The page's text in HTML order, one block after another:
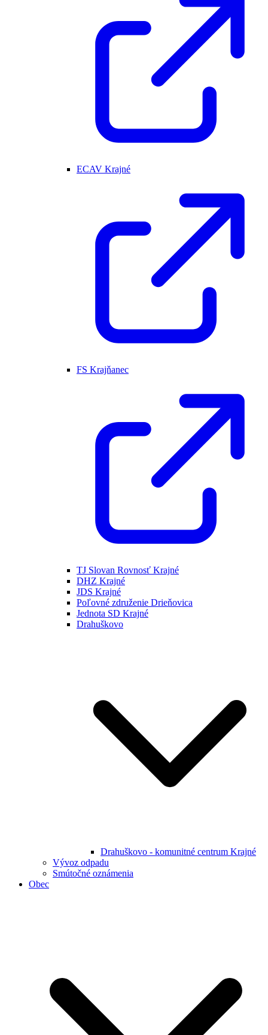
ECAV Krajné
FS Krajňanec
TJ Slovan Rovnosť Krajné
DHZ Krajné
JDS Krajné
Poľovné združenie Drieňovica
Jednota SD Krajné
Drahuškovo
Drahuškovo - komunitné centrum Krajné
Vývoz odpadu
Smútočné oznámenia
Obec